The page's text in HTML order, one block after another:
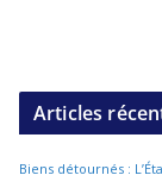
Articles
Biens détournés :